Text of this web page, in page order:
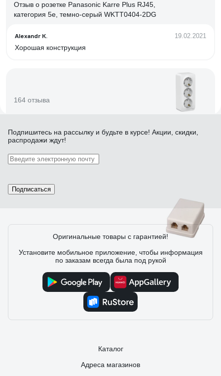
Отзыв о розетке Panasonic Karre Plus RJ45,
категория 5e, темно-серый WKTT0404-2DG
Alexandr K. 19.02.2021
Хорошая конструкция
164 отзыва
Отзыв о розетке Systeme Electric BLANCA ОП
16А 250В BLNRA010311 1210469
Слепушкин Александр
10 отзывов
Отзыв о розетке REXANT 2, 6P-4C 03-0002
Максим М. 22.02.2022
Комплектность Цена
Подпишитесь на рассылку и будьте в курсе! Акции, скидки,
распродажи ждут!
Подписаться
Оригинальные товары с гарантией!
Установите мобильное приложение, чтобы информация
по заказам всегда была под рукой
Каталог
Адреса магазинов